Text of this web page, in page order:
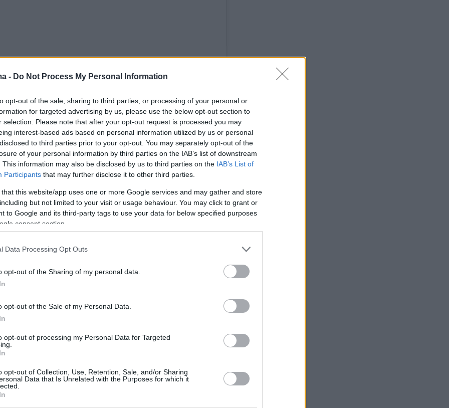
- Do Not Process My Personal Information
opt-out of the sale, sharing to third parties, or processing of your personal or
for targeted advertising by us, please use the below opt-out section to
selection. Please note that after your opt-out request is processed you may
interest-based ads based on personal information utilized by us or personal
to third parties prior to your opt-out. You may separately opt-out of the
of your personal information by third parties on the IAB’s list of downstream
This information may also be disclosed by us to third parties on the IAB’s List of
Participants that may further disclose it to other third parties.
that this website/app uses one or more Google services and may gather and store
but not limited to your visit or usage behaviour. You may click to grant or
to Google and its third-party tags to use your data for below specified purposes
consent section.
Data Processing Opt Outs
opt-out of the Sharing of my personal data.
opt-out of the Sale of my Personal Data.
opt-out of processing my Personal Data for Targeted
opt-out of Collection, Use, Retention, Sale, and/or Sharing
Data that Is Unrelated with the Purposes for which it
View this post on Instagram
τα σωληνάκια και έφυγε από το
τον βρήκαμε ημιθανή σε παγκάκι, λέει ο
απλά κάτι ράγισε μέσα της», λέει
Τσέλο η φίλη της Κόμισσα